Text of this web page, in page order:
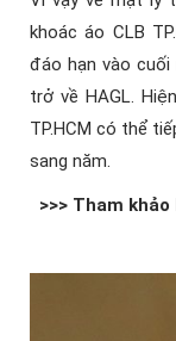
khoác áo CLB
đáo hạn vào cuối
trở về HAGL.
TP.HCM có thể
sang năm.
>>> Tham